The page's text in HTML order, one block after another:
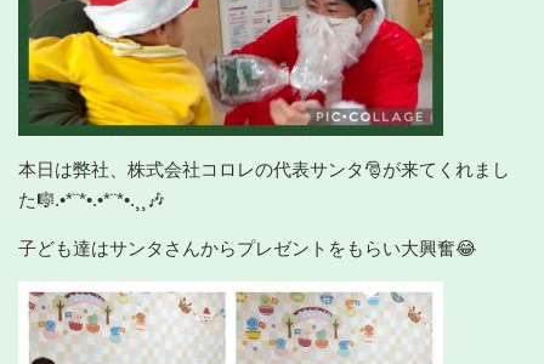
本日は弊社、株式会社コロレの代表サンタ🎅が来てくれまし
た🎼.•*¨*•.•*¨*•.¸¸🎶
子ども達はサンタさんからプレゼントをもらい大興奮😂